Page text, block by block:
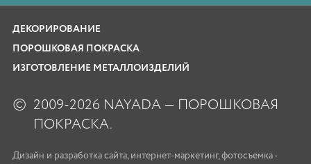
ДЕКОРИРОВАНИЕ
ПОРОШКОВАЯ ПОКРАСКА
ИЗГОТОВЛЕНИЕ МЕТАЛЛОИЗДЕЛИЙ
© 2009-2026 NAYADA — ПОРОШКОВАЯ
ПОКРАСКА.
Дизайн и разработка сайта, интернет-маркетинг,фотосъемка -